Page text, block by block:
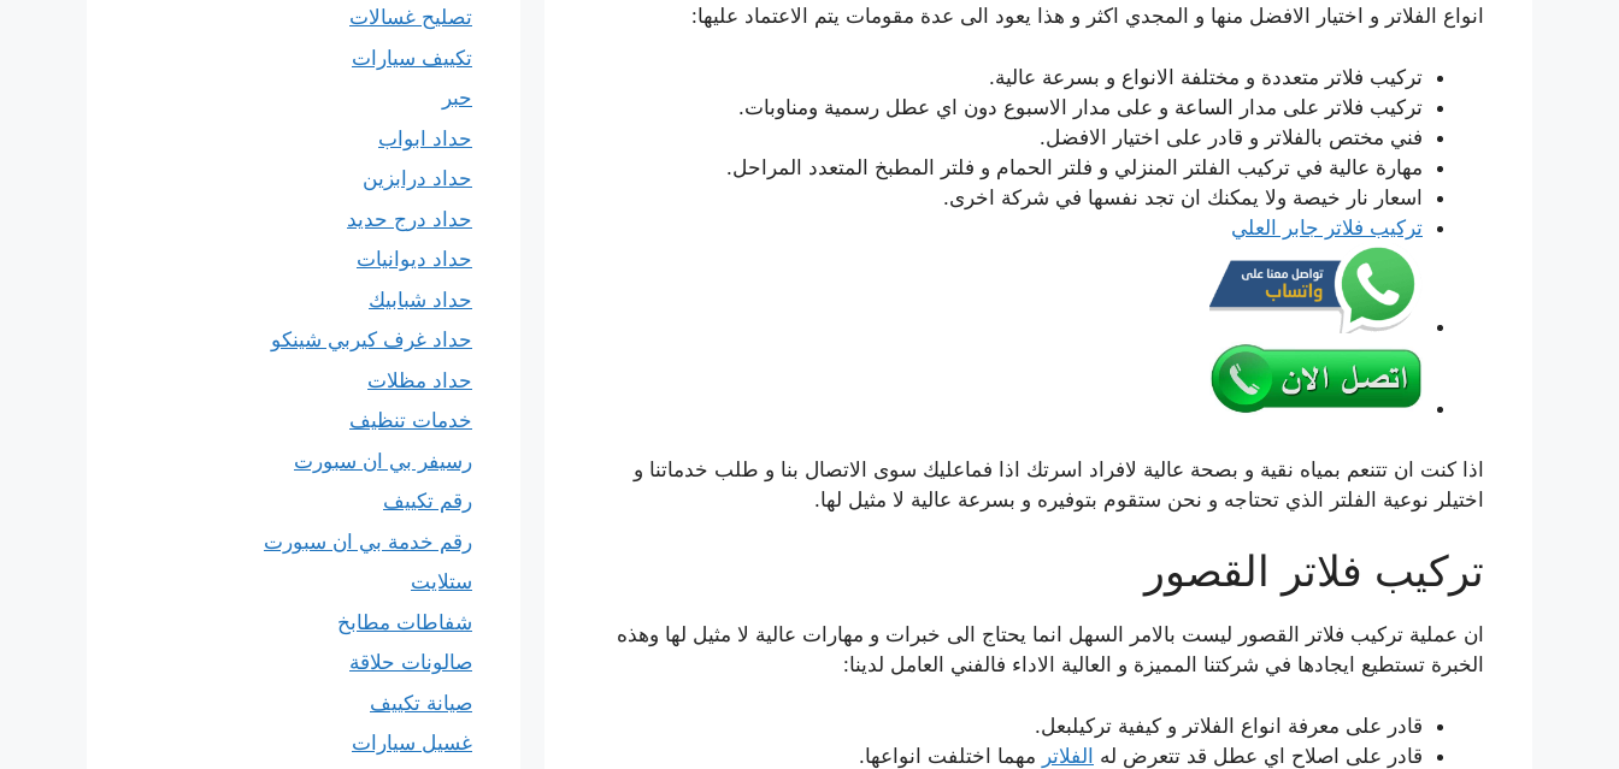
انواع الفلاتر و اختيار الافضل منها و المجدي اكثر و هذا يعود الى عدة مقومات يتم الاعتماد عليها:
تركيب فلاتر متعددة و مختلفة الانواع و بسرعة عالية.
تركيب فلاتر على مدار الساعة و على مدار الاسبوع دون اي عطل رسمية ومناوبات.
فني مختص بالفلاتر و قادر على اختيار الافضل.
مهارة عالية في تركيب الفلتر المنزلي و فلتر الحمام و فلتر المطبخ المتعدد المراحل.
اسعار نار خيصة ولا يمكنك ان تجد نفسها في شركة اخرى.
تركيب فلاتر جابر العلي
اذا كنت ان تتنعم بمياه نقية و بصحة عالية لافراد اسرتك اذا فماعليك سوى الاتصال بنا و طلب خدماتنا و
اختيلر نوعية الفلتر الذي تحتاجه و نحن ستقوم بتوفيره و بسرعة عالية لا مثيل لها.
تركيب فلاتر القصور
ان عملية تركيب فلاتر القصور ليست بالامر السهل انما يحتاج الى خبرات و مهارات عالية لا مثيل لها وهذه
الخبرة تستطيع ايجادها في شركتنا المميزة و العالية الاداء فالفني العامل لدينا:
قادر على معرفة انواع الفلاتر و كيفية تركيلبعل.
قادر على اصلاح اي عطل قد تتعرض له الفلاتر مهما اختلفت انواعها.
تصليح غسالات
تكييف سيارات
حبر
حداد ابواب
حداد درابزين
حداد درج حديد
حداد ديوانيات
حداد شبابيك
حداد غرف كيربي شينكو
حداد مظلات
خدمات تنظيف
رسيفر بي ان سبورت
رقم تكييف
رقم خدمة بي ان سبورت
ستلايت
شفاطات مطابخ
صالونات حلاقة
صيانة تكييف
غسيل سيارات